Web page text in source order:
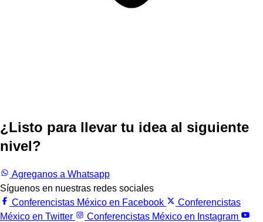
¿Listo para llevar tu idea al siguiente
nivel?
Agreganos a Whatsapp
Síguenos en nuestras redes sociales
Conferencistas México en Facebook
Conferencistas
México en Twitter
Conferencistas México en Instagram